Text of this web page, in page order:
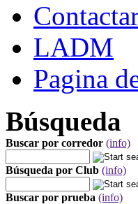
LADM
Pagina
Búsqueda
Buscar por corredor (info)
Búsqueda por Club (info)
Buscar por prueba (info)